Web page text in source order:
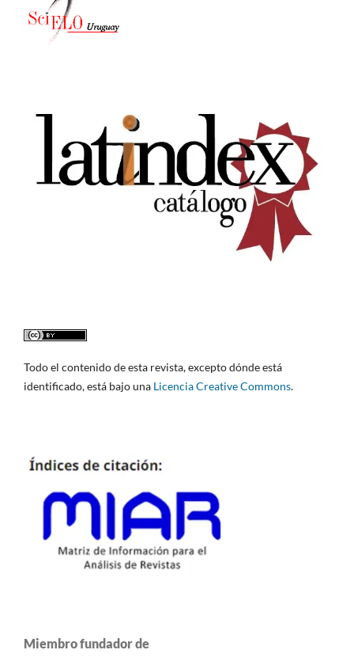
Todo el contenido de esta revista, excepto dónde está
identificado, está bajo una Licencia Creative Commons.
Miembro fundador de